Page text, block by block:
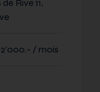
Rive 11,
/ mois